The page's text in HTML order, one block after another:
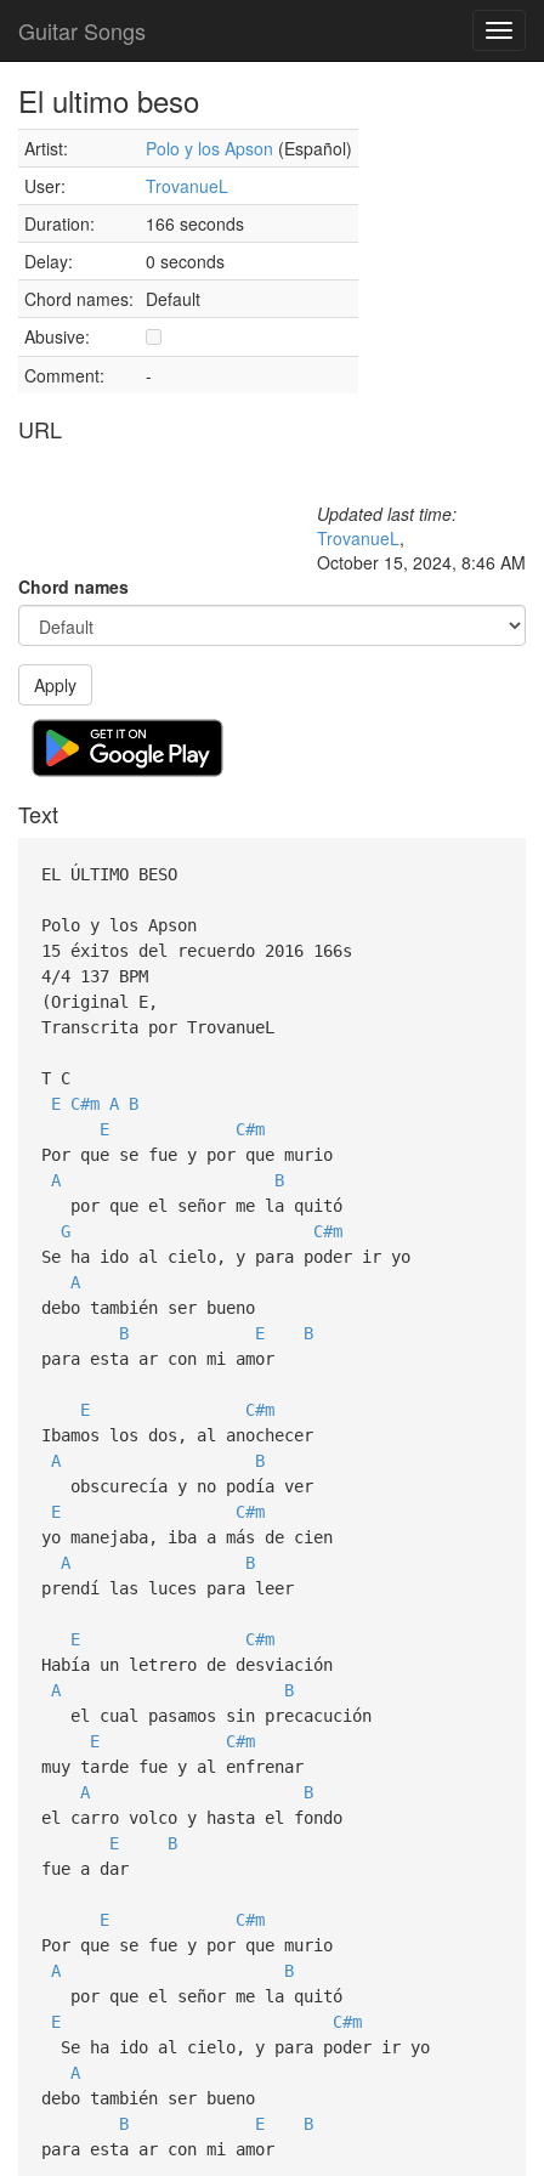
Guitar Songs
El ultimo beso
Artist: Polo y los Apson (Español)
User:
TrovanueL
Duration:
166 seconds
Delay:
0 seconds
Chord names: Default
Abusive:
Comment:
-
URL
Updated last time:
TrovanueL,
October 15, 2024, 8:46 AM
Chord names
Apply
Text
EL ÚLTIMO BESO
Polo y los Apson
15 éxitos del recuerdo 2016 166s
4/4 137 BPM
(Original E,
Transcrita por TrovanueL
T C
E C#m A B
E
C#m
Por que se fue y por que murio
A
B
por que el señor me la quitó
G
C#m
Se ha ido al cielo, y para poder ir yo
A
debo también ser bueno
B
E
B
para esta ar con mi amor
E
C#m
Ibamos los dos, al anochecer
A
B
obscurecía y no podía ver
E
C#m
yo manejaba, iba a más de cien
A
B
prendí las luces para leer
E
C#m
Había un letrero de desviación
A
B
el cual pasamos sin precacución
E
C#m
muy tarde fue y al enfrenar
A
B
el carro volco y hasta el fondo
E
B
fue a dar
E
C#m
Por que se fue y por que murio
A
B
por que el señor me la quitó
E
C#m
Se ha ido al cielo, y para poder ir yo
A
debo también ser bueno
B
E
B
para esta ar con mi amor